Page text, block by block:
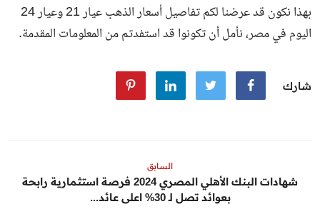
بهذا نكون قد عرضنا لكم تفاصيل أسعار الذهب عيار 21 وعيار 24
اليوم في مصر، نأمل أن تكونوا قد استفدتم من المعلومات المقدمة.
شارك
السابق
شهادات البنك الأهلي المصري 2024 فرصة استثمارية رابحة
بعوائد تصل لـ 30% اعلى عائد...